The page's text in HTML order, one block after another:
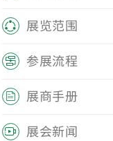
 展览范围
 参展流程
 展商手册
 展会新闻